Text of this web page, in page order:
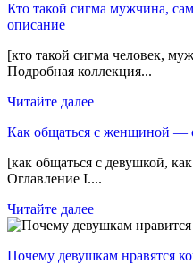
Кто такой сигма мужчина,
описание
[кто такой сигма человек,
Подробная коллекция...
Читайте далее
Как общаться с женщиной —
[как общаться с девушкой,
Оглавление I....
Читайте далее
Почему девушкам нравятся